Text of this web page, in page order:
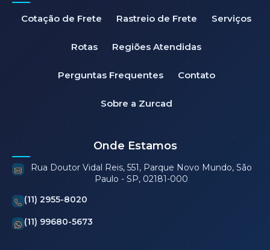
Cotação de Frete Rastreio de Frete Serviços
Rotas Regiões Atendidas
Perguntas Frequentes Contato
Sobre a Zurcad
Onde Estamos
Rua Doutor Vidal Reis, 551, Parque Novo Mundo, São
Paulo - SP, 02181-000
(11) 2955-8020
(11) 99680-5673